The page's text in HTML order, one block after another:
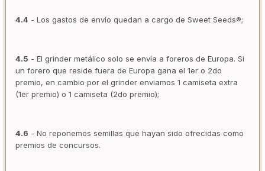
4.4 - Los gastos de envío quedan a cargo de Sweet Seeds®;
4.5 - El grinder metálico solo se envía a foreros de Europa. Si
un forero que reside fuera de Europa gana el 1er o 2do
premio, en cambio por el grinder enviamos 1 camiseta extra
(1er premio) o 1 camiseta (2do premio);
4.6 - No reponemos semillas que hayan sido ofrecidas como
premios de concursos.